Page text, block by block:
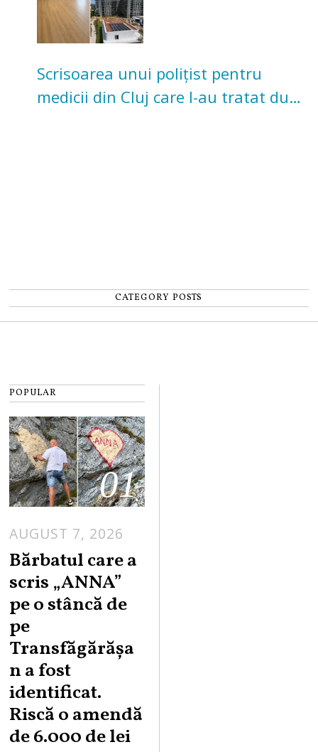
Scrisoarea unui polițist pentru
medicii din Cluj care l-au tratat după
CATEGORY POSTS
POPULAR
01
AUGUST 7, 2026
Bărbatul care a
scris „ANNA”
pe o stâncă de
pe
Transfăgărășa
n a fost
identificat.
Riscă o amendă
de 6.000 de lei